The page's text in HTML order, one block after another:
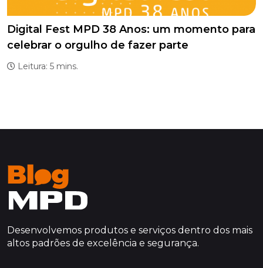
Digital Fest MPD 38 Anos: um momento para
celebrar o orgulho de fazer parte
Leitura: 5 mins.
Desenvolvemos produtos e serviços dentro dos mais
altos padrões de excelência e segurança.